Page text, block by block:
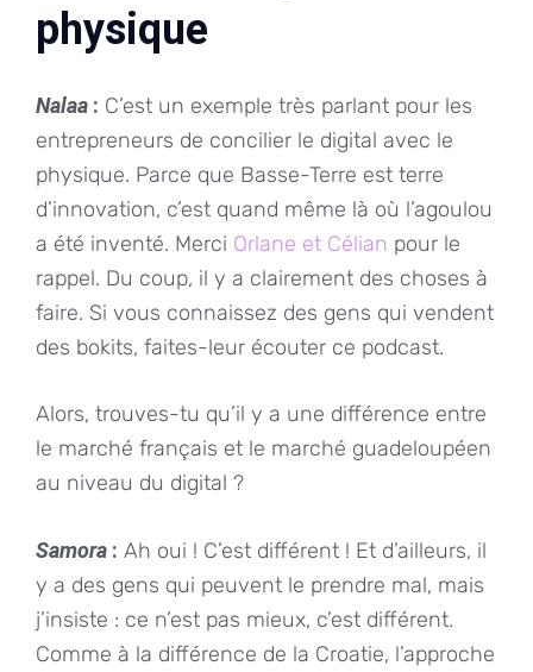
physique
Nalaa : C’est un exemple très parlant pour les
entrepreneurs de concilier le digital avec le
physique. Parce que Basse-Terre est terre
d’innovation, c’est quand même là où l’agoulou
a été inventé. Merci Orlane et Célian pour le
rappel. Du coup, il y a clairement des choses à
faire. Si vous connaissez des gens qui vendent
des bokits, faites-leur écouter ce podcast.
Alors, trouves-tu qu’il y a une différence entre
le marché français et le marché guadeloupéen
au niveau du digital ?
Samora : Ah oui ! C’est différent ! Et d’ailleurs, il
y a des gens qui peuvent le prendre mal, mais
j’insiste : ce n’est pas mieux, c’est différent.
Comme à la différence de la Croatie, l’approche